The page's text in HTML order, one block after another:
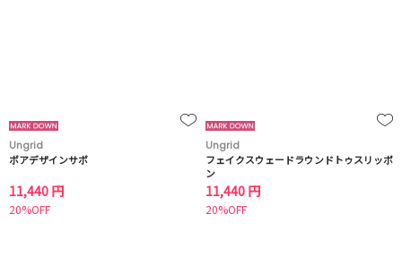
Ungrid
ボアデザインサボ
11,440 円
20%OFF
Ungrid
フェイクスウェードラウンドトゥスリッポ
ン
11,440 円
20%OFF